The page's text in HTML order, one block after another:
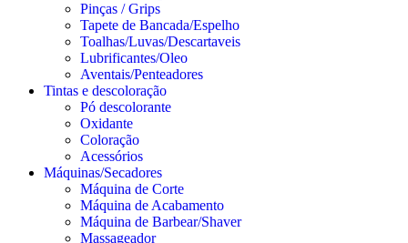
Pinças / Grips
Tapete de Bancada/Espelho
Toalhas/Luvas/Descartaveis
Lubrificantes/Oleo
Aventais/Penteadores
Tintas e descoloração
Pó descolorante
Oxidante
Coloração
Acessórios
Máquinas/Secadores
Máquina de Corte
Máquina de Acabamento
Máquina de Barbear/Shaver
Massageador